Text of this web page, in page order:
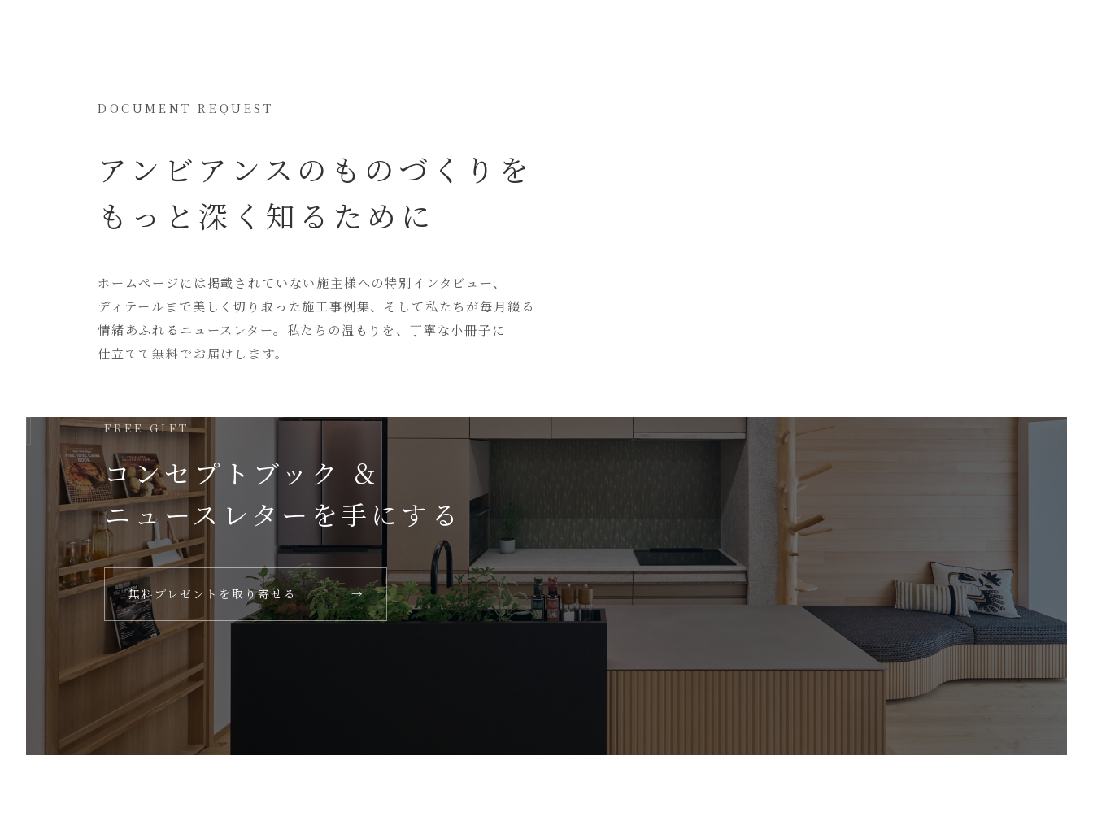
DOCUMENT REQUEST
アンビアンスの ものづくりを
もっと深く知るために
ホームページには掲載されていない施主様への特別インタビュー、
ディテールまで美しく切り取った施工事例集、そして私たちが毎月綴る
情緒あふれるニュースレター。 私たちの温もりを、丁寧な小冊子に
仕立てて無料でお届けします。
FREE GIFT
コンセプトブック ＆
ニュースレターを手にする
無料プレゼントを取り寄せる →